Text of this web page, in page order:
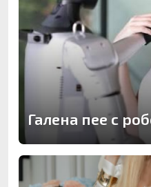
Галена пее с